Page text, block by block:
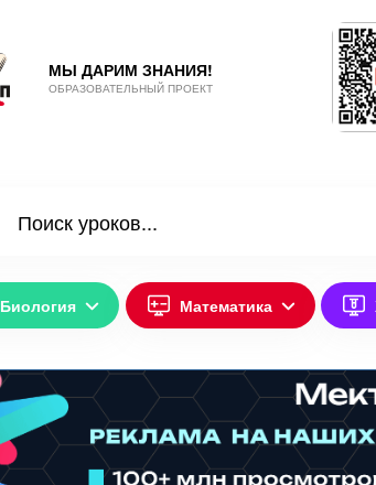
МЫ ДАРИМ ЗНАНИЯ!
ОБРАЗОВАТЕЛЬНЫЙ ПРОЕКТ
Биология Математика